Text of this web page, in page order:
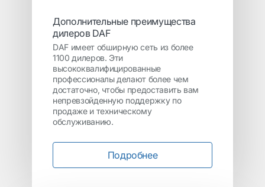
Дополнительные преимущества
дилеров DAF
DAF имеет обширную сеть из более
1100 дилеров. Эти
высококвалифицированные
профессионалы делают более чем
достаточно, чтобы предоставить вам
непревзойденную поддержку по
продаже и техническому
обслуживанию.
Подробнее